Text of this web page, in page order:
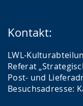
Kontakt:
LWL-
Referat
Post- und
Besuchsadresse: